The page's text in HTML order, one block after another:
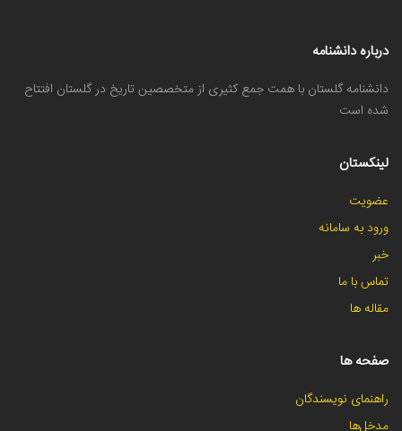
درباره دانشنامه
دانشنامه گلستان با همت جمع کثیری از متخصصین تاریخ در گلستان افتتاح
شده است
لینکستان
عضویت
ورود به سامانه
خبر
تماس با ما
مقاله ها
صفحه ها
راهنمای نویسندگان